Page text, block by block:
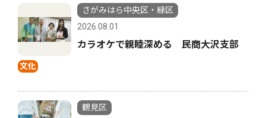
文化
さがみはら中央区・緑区
2026.08.01
カラオケで親睦深める 民商大沢支部
鶴見区